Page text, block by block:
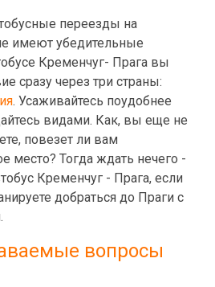
переезды на
имеют убедительные
Кременчуг- Прага вы
сразу через три страны:
. Усаживайтесь поудобнее
видами. Как, вы еще не
повезет ли вам
место? Тогда ждать нечего -
Кременчуг - Прага, если
добраться до Праги с
вопросы